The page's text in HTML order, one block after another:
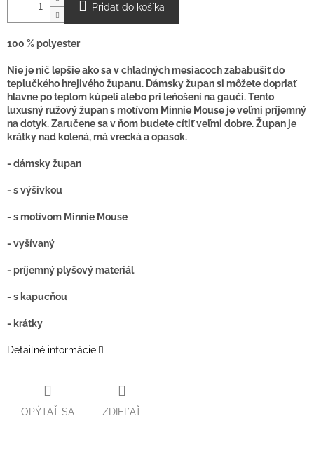
Pridať do košíka
100 % polyester
Nie je nič lepšie ako sa v chladných mesiacoch zababušiť do
teplučkého hrejivého županu. Dámsky župan si môžete dopriať
hlavne po teplom kúpeli alebo pri leňošení na gauči. Tento
luxusný ružový župan s motívom Minnie Mouse je veľmi príjemný
na dotyk. Zaručene sa v ňom budete cítiť veľmi dobre. Župan je
krátky nad kolená, má vrecká a opasok.
- dámsky župan
- s výšivkou
- s motívom Minnie Mouse
- vyšívaný
- príjemný plyšový materiál
- s kapucňou
- krátky
Detailné informácie
OPÝTAŤ SA ZDIEĽAŤ